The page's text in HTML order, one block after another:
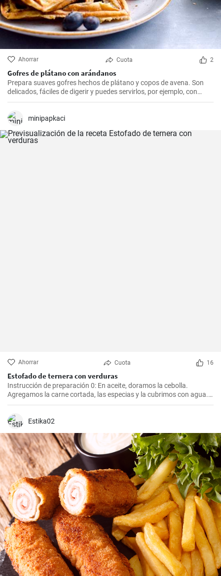
Ahorrar Cuota 2
Gofres de plátano con arándanos
Prepara suaves gofres hechos de plátano y copos de avena. Son
delicados, fáciles de digerir y puedes servirlos, por ejemplo, con
arándanos frescos y sirope de arándanos.
minipapkaci
Ahorrar Cuota 16
Estofado de ternera con verduras
Instrucción de preparación 0: En aceite, doramos la cebolla.
Agregamos la carne cortada, las especias y la cubrimos con agua.
Cocinamos hasta que esté tierna. Luego, agregamos las verduras,
agregamos la crema y dejamos que hierva.
Estika02